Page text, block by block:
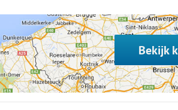
22
29
5 Bekijk